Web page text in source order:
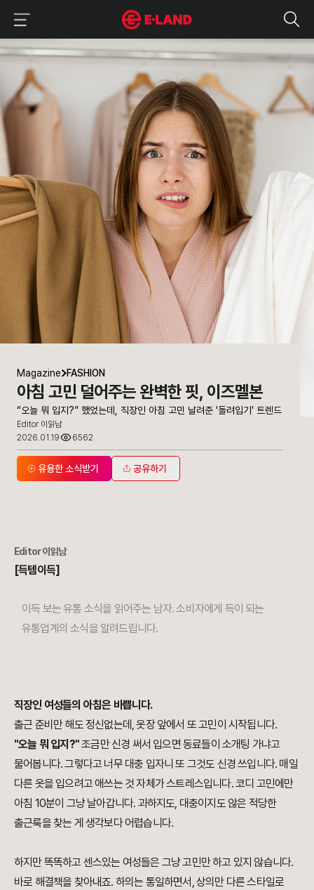
“오늘 뭐 입지?” 했었는데, 직장인 아침 고민 날려준 '돌려입기' 트렌드
매거진 상세보기
Magazine FASHION
아침 고민 덜어주는 완벽한 핏, 이즈멜본
“오늘 뭐 입지?” 했었는데, 직장인 아침 고민 날려준 '돌려입기' 트렌드
Editor 이읽남
2026.01.19
6562
유용한 소식받기 공유하기
Editor 이읽남
[득템이득]
이득 보는 유통 소식을 읽어주는 남자. 소비자에게 득이 되는
유통업계의 소식을 알려드립니다.
직장인 여성들의 아침은 바쁩니다.
출근 준비만 해도 정신없는데, 옷장 앞에서 또 고민이 시작됩니다.
"오늘 뭐 입지?"조금만 신경 써서 입으면 동료들이 소개팅 가냐고
물어봅니다. 그렇다고 너무 대충 입자니 또 그것도 신경 쓰입니다. 매일
다른 옷을 입으려고 애쓰는 것 자체가 스트레스입니다. 코디 고민에만
아침 10분이 그냥 날아갑니다. 과하지도, 대충이지도 않은 적당한
출근룩을 찾는 게 생각보다 어렵습니다.
하지만 똑똑하고 센스있는 여성들은 그냥 고민만 하고 있지 않습니다.
바로 해결책을 찾아내죠. 하의는 통일하면서, 상의만 다른 스타일로